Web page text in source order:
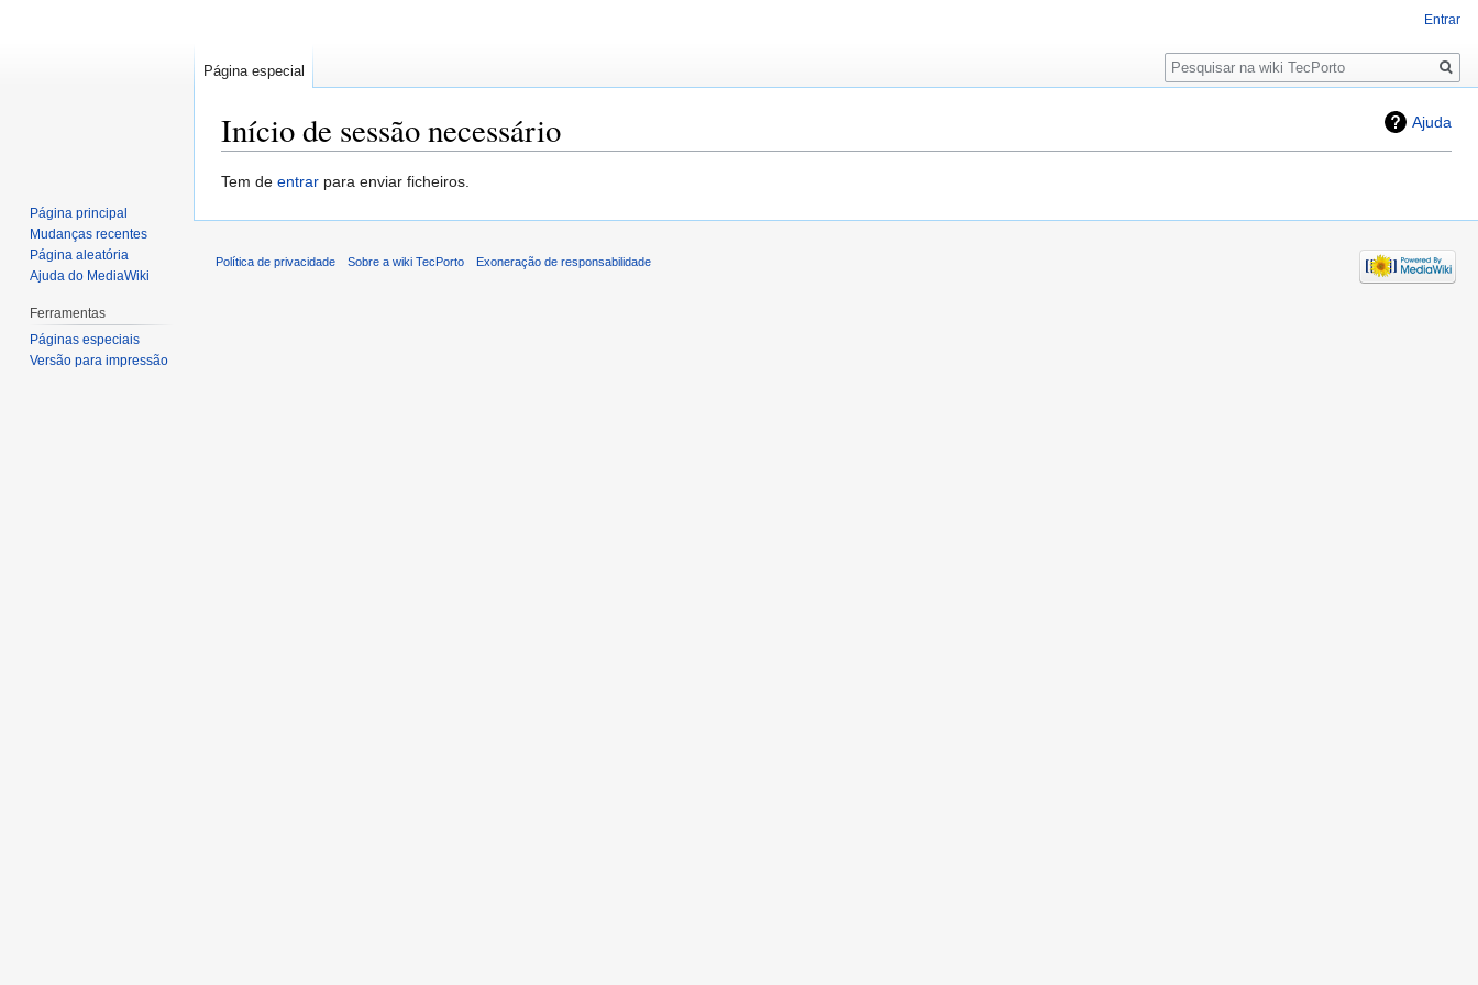
Ajuda
Início de sessão necessário
Saltar
navegação
Saltar
pesquisa
Tem de entrar para enviar ficheiros.
Entrar
Página especial
Pesquisa
Página principal
Mudanças recentes
Página aleatória
Ajuda do MediaWiki
Ferramentas
Páginas especiais
Versão para impressão
Política de privacidade Sobre a wiki TecPorto Exoneração de responsabilidade